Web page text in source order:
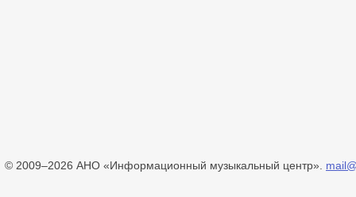
© 2009–2026 АНО «Информационный музыкальный центр».